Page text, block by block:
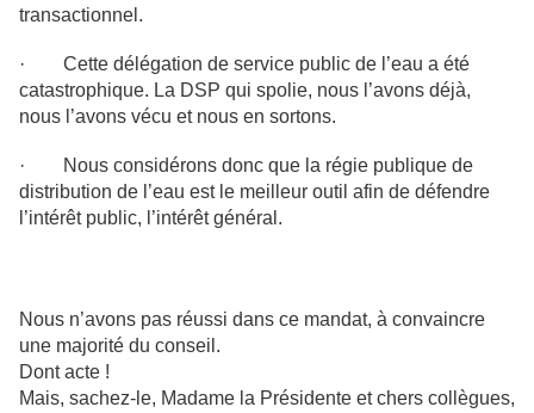
transactionnel.
· Cette délégation de service public de l’eau a été
catastrophique. La DSP qui spolie, nous l’avons déjà,
nous l’avons vécu et nous en sortons.
· Nous considérons donc que la régie publique de
distribution de l’eau est le meilleur outil afin de défendre
l’intérêt public, l’intérêt général.
Nous n’avons pas réussi dans ce mandat, à convaincre
une majorité du conseil.
Dont acte !
Mais, sachez-le, Madame la Présidente et chers collègues,